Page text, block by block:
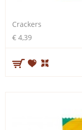
Crackers
€ 4,39